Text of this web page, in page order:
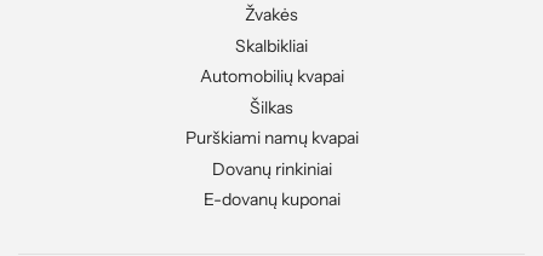
Žvakės
Skalbikliai
Automobilių kvapai
Šilkas
Purškiami namų kvapai
Dovanų rinkiniai
E-dovanų kuponai